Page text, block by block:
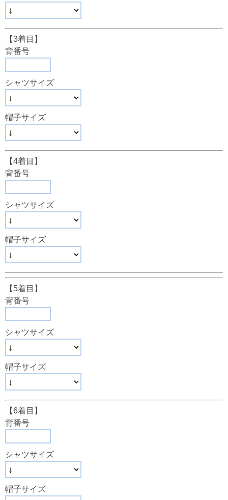
【3着目】
背番号
シャツサイズ
帽子サイズ
【4着目】
背番号
シャツサイズ
帽子サイズ
【5着目】
背番号
シャツサイズ
帽子サイズ
【6着目】
背番号
シャツサイズ
帽子サイズ